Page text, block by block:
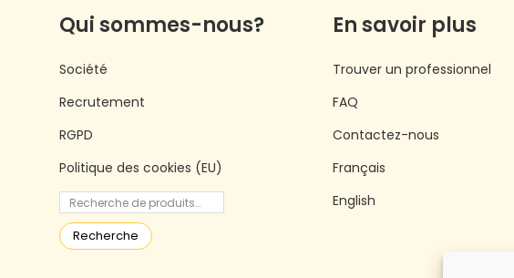
Qui sommes-nous?
Société
Recrutement
RGPD
Politique des cookies (EU)
Recherche
En savoir plus
Trouver un professionnel
FAQ
Contactez-nous
Français
English